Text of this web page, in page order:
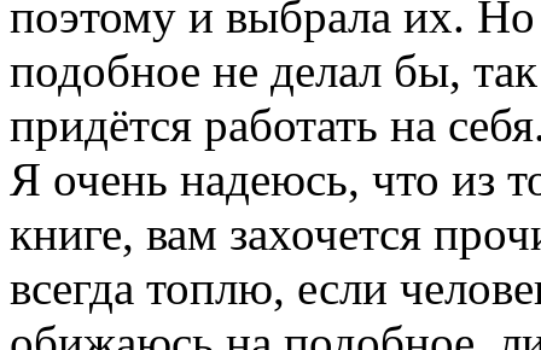
поэтому и выбрала их.
подобное не делал бы,
придётся работать на
Я очень надеюсь, что из
книге, вам захочется
всегда топлю, если